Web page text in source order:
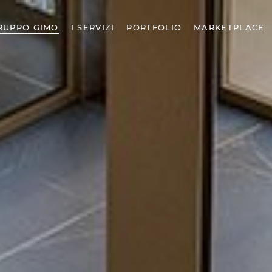
GIMO I SERVIZI PORTFOLIO MARKETPLACE